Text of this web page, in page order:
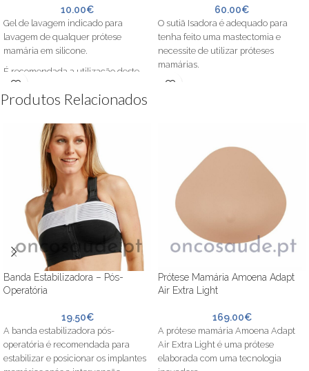
10.00€
Gel de lavagem indicado para
lavagem de qualquer prótese
mamária em silicone.
É recomendada a utilização deste
gel de modo a prolongar a vida útil
da vida da sua prótese.
60.00€
O sutiã Isadora é adequado para
tenha feito uma mastectomia e
necessite de utilizar próteses
mamárias.
O sutiã é elaborado sem armação
Produtos Relacionados
Banda Estabilizadora – Pós-
Operatória
19.50€
A banda estabilizadora pós-
operatória é recomendada para
estabilizar e posicionar os implantes
Prótese Mamária Amoena Adapt
Air Extra Light
169.00€
A prótese mamária Amoena Adapt
Air Extra Light é uma prótese
elaborada com uma tecnologia